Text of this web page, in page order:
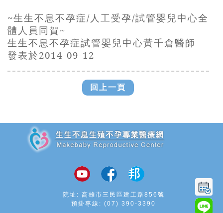
~生生不息不孕症/人工受孕/試管嬰兒中心全
體人員同賀~
生生不息不孕症試管嬰兒中心黃千倉醫師
發表於2014-09-12
回上一頁
院址: 高雄市三民區建工路856號
預掛專線: (07) 390-3390